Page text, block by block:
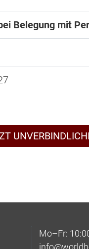
Belegung mit
Mo–Fr: